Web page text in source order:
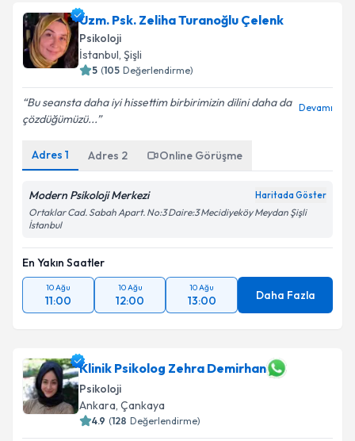
Uzm. Psk. Zeliha Turanoğlu Çelenk
Psikoloji
İstanbul, Şişli
5 (105 Değerlendirme)
Bu seansta daha iyi hissettim birbirimizin dilini daha da
çözdüğümüzü...
Devamı
Adres 1 Adres 2 Online Görüşme
Modern Psikoloji Merkezi Haritada Göster
Ortaklar Cad. Sabah Apart. No:3 Daire:3 Mecidiyeköy Meydan Şişli
İstanbul
En Yakın Saatler
10 Ağu
11:00
10 Ağu
12:00
10 Ağu
13:00 Daha Fazla
Klinik Psikolog Zehra Demirhan
Psikoloji
Ankara, Çankaya
4.9 (128 Değerlendirme)